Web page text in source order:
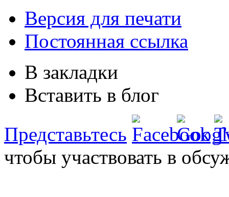
Версия для печати
Постоянная ссылка
В закладки
Вставить в блог
Представьтесь
чтобы участвовать в